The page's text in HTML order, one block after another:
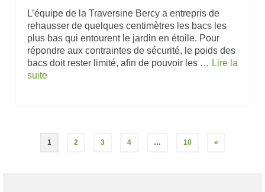
L’équipe de la Traversine Bercy a entrepris de
rehausser de quelques centimètres les bacs les
plus bas qui entourent le jardin en étoile. Pour
répondre aux contraintes de sécurité, le poids des
bacs doit rester limité, afin de pouvoir les … Lire la
suite
1 2 3 4 … 10 »